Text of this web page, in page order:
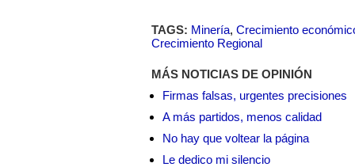
TAGS: Minería, Crecimiento
Crecimiento Regional
MÁS NOTICIAS DE OPINIÓN
Firmas falsas, urgentes precisiones
A más partidos, menos calidad
No hay que voltear la página
Le dedico mi silencio